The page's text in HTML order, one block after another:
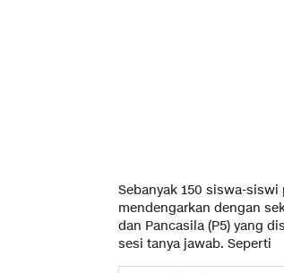
Sebanyak 150 siswa-
mendengarkan dengan
dan Pancasila (P5) yang
sesi tanya jawab. Seperti